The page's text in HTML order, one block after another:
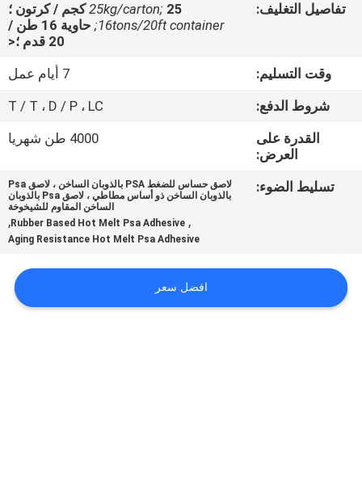
القضايا
اطلب
عرض
أسعار
الموقع
تفاصيل التغليف:
25kg/carton; 25 كجم / كرتون ؛
16tons/20ft container;
حاوية 16 طن /
20 قدم ؛<
وقت التسليم:
7 أيام عمل
شروط الدفع:
T / T ، D / P ، LC
القدرة على
العرض:
4000 طن شهريا
تسليط الضوء:
لاصق حساس للضغط PSA بالذوبان الساخن ، لاصق Psa
بالذوبان الساخن ذو أساس مطاطي ، لاصق Psa بالذوبان
الساخن المقاوم للشيخوخة
,
Rubber Based Hot Melt Psa Adhesive
,
Aging Resistance Hot Melt Psa Adhesive
افضل سعر